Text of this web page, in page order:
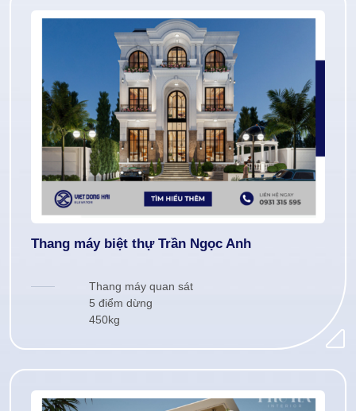
Thang máy biệt thự Trần Ngọc Anh
Thang máy quan sát
5 điểm dừng
450kg